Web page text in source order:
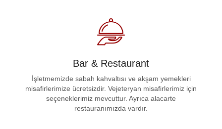
Bar & Restaurant
İşletmemizde sabah kahvaltısı ve akşam yemekleri
misafirlerimize ücretsizdir. Vejeteryan misafirlerimiz için
seçeneklerimiz mevcuttur. Ayrıca alacarte
restauranımızda vardır.